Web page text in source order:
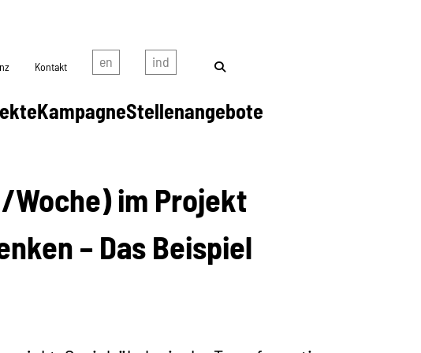
KampagneStellenangebote
Kontakt
Woche) im Projekt
– Das Beispiel